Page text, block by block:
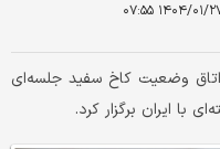
۰۱/۲۷ ۰۷:۵۵
اتاق وضعیت کاخ سفید جلسه‌ای
با ایران برگزار کرد.